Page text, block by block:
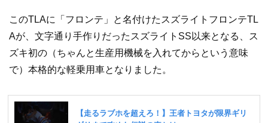
このTLAに「フロンテ」と名付けたスズライトフロンテTL
Aが、文字通り手作りだったスズライトSS以来となる、ス
ズキ初の（ちゃんと生産用機械を入れてからという意味
で）本格的な軽乗用車となりました。